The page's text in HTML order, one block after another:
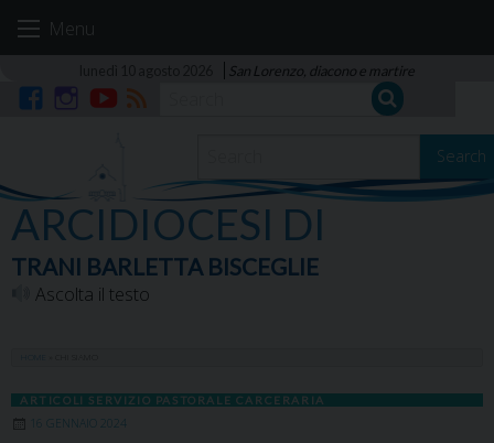
Menu
San Lorenzo, diacono e martire
Search
ARCIDIOCESI DI
TRANI BARLETTA BISCEGLIE
Ascolta il testo
ARTICOLI SERVIZIO PASTORALE CARCERARIA
16 GENNAIO 2024